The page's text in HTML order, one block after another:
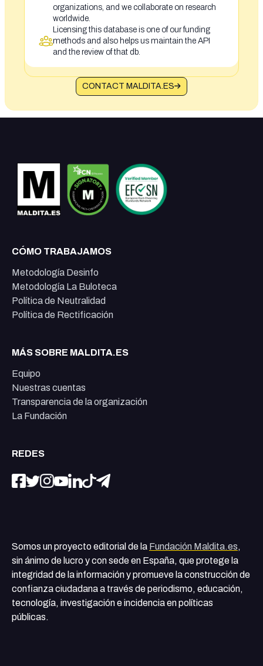
organizations, and we collaborate on research
worldwide.
Licensing this database is one of our funding
methods and also helps us maintain the API
and the review of that db.
CONTACT MALDITA.ES
CÓMO TRABAJAMOS
Metodología Desinfo
Metodología La Buloteca
Política de Neutralidad
Política de Rectificación
MÁS SOBRE MALDITA.ES
Equipo
Nuestras cuentas
Transparencia de la organización
La Fundación
REDES
Somos un proyecto editorial de la Fundación Maldita.es,
sin ánimo de lucro y con sede en España, que protege la
integridad de la información y promueve la construcción de
confianza ciudadana a través de periodismo, educación,
tecnología, investigación e incidencia en políticas
públicas.